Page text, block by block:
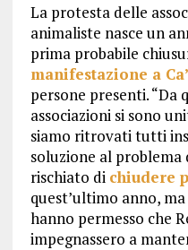
La protesta delle
animaliste nasce un
prima probabile
manifestazione a
persone presenti. “Da
associazioni si sono
siamo ritrovati tutti
soluzione al
rischiato di chiudere
quest’ultimo anno,
hanno permesso che
impegnassero a